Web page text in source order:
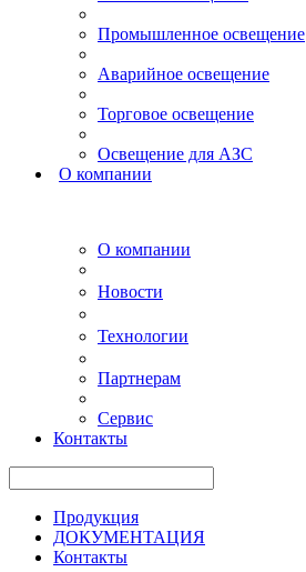
Промышленное освещение
Аварийное освещение
Торговое освещение
Освещение для АЗС
О компании
О компании
Новости
Технологии
Партнерам
Сервис
Контакты
Продукция
ДОКУМЕНТАЦИЯ
Контакты